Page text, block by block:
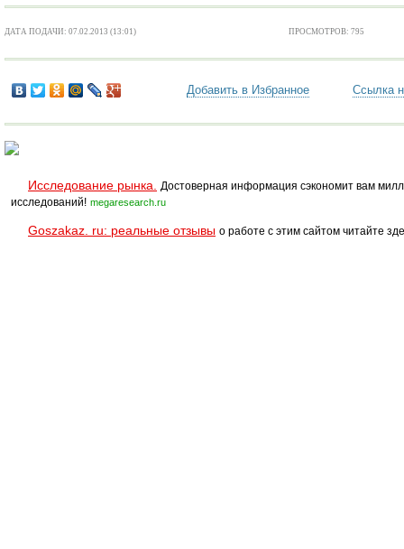
ДАТА ПОДАЧИ: 07.02.2013 (13:01) ПРОСМОТРОВ: 795
Добавить в Избранное Ссылка
Исследование рынка.
Достоверная информация сэкономит вам
исследований! megaresearch.ru
Goszakaz. ru: реальные отзывы о работе с этим сайтом читайте